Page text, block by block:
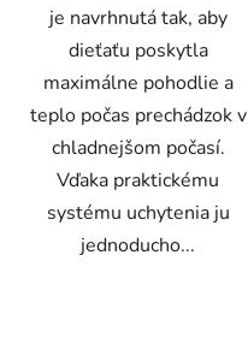
je navrhnutá tak, aby
dieťaťu poskytla
maximálne pohodlie a
teplo počas prechádzok v
chladnejšom počasí.
Vďaka praktickému
systému uchytenia ju
jednoducho...